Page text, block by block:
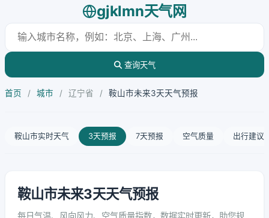
gjklmn天气网
查询天气
首页 / 城市 / 辽宁省 / 鞍山市未来3天天气预报
鞍山市实时天气 3天预报 7天预报 空气质量 出行建议
鞍山市未来3天天气预报
每日气温、风向风力、空气质量指数，数据实时更新，助您规